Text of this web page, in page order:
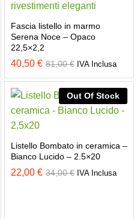
Fascia listello in marmo
Serena Noce – Opaco
22,5×2,2
40,50 € 81,00€ IVA Inclusa
Out Of Stock
Listello Bombato in ceramica –
Bianco Lucido – 2.5×20
22,00 € 34,00€ IVA Inclusa